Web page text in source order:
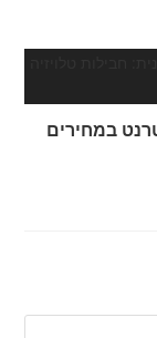
במחירים